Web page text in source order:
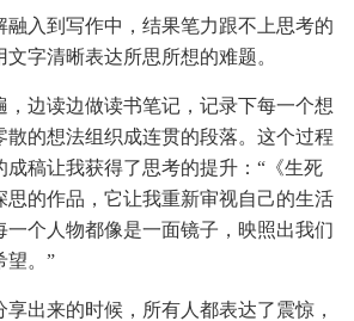
融入到写作中，结果笔力跟不上思考的
文字清晰表达所思所想的难题。
，边读边做读书笔记，记录下每一个想
散的想法组织成连贯的段落。这个过程
稿让我获得了思考的提升： “《生死
思的作品，它让我重新审视自己的生活
一个人物都像是一面镜子，映照出我们
望。”
享出来的时候，所有人都表达了震惊，